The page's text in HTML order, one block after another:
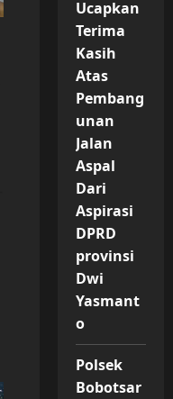
Ucapkan
Terima
Kasih
Atas
Pembang
unan
Jalan
Aspal
Dari
Aspirasi
DPRD
provinsi
Dwi
Yasmant
o
Polsek
Bobotsar